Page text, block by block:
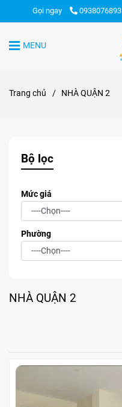
Gọi ngay 0938076893
MENU
Trang chủ / NHÀ QUẬN 2
Bộ lọc
Mức giá
Phường
NHÀ QUẬN 2